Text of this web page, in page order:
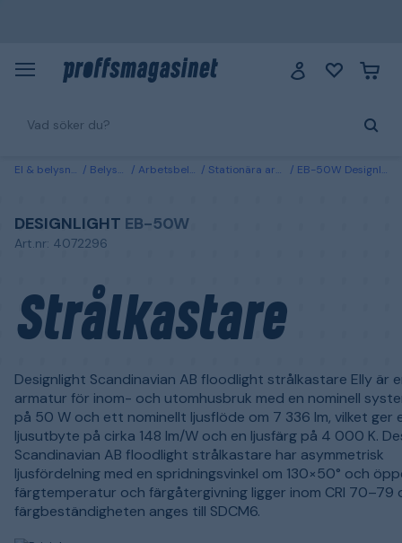
El & belysning Belysning Arbetsbelysning Stationära arbetslampor EB-50W Designlight Strålkastare
DESIGNLIGHT EB-50W
Art.nr: 4072296
Strålkastare
Designlight Scandinavian AB floodlight strålkastare Elly är
armatur för inom- och utomhusbruk med en nominell
på 50 W och ett nominellt ljusflöde om 7 336 lm, vilket ger
ljusutbyte på cirka 148 lm/W och en ljusfärg på 4 000 K.
Scandinavian AB floodlight strålkastare har asymmetrisk
ljusfördelning med en spridningsvinkel om 130×50° och
färgtemperatur och färgåtergivning ligger inom CRI 70–79
färgbeständigheten anges till SDCM6.